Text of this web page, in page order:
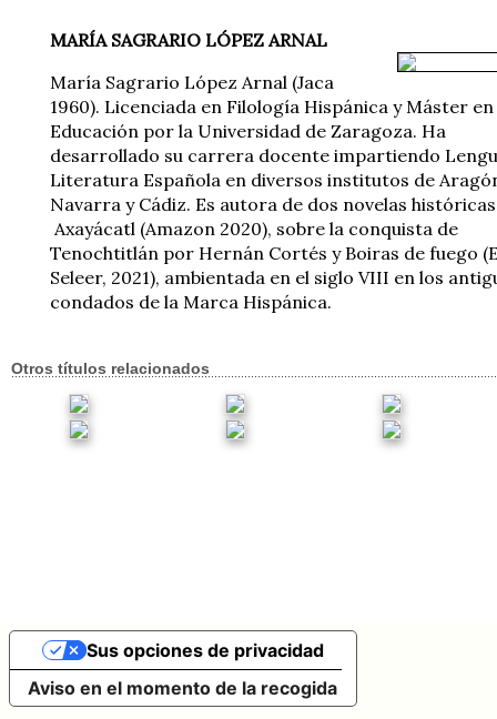
MARÍA SAGRARIO LÓPEZ ARNAL
María Sagrario López Arnal (Jaca
1960). Licenciada en Filología Hispánica y Máster en
Educación por la Universidad de Zaragoza. Ha
desarrollado su carrera docente impartiendo
Literatura Española en diversos institutos de
Navarra y Cádiz. Es autora de dos novelas
Axayácatl (Amazon 2020), sobre la conquista de
Tenochtitlán por Hernán Cortés y Boiras de fuego
Seleer, 2021), ambientada en el siglo VIII en los
condados de la Marca Hispánica.
Otros títulos relacionados
Aviso en el momento de la recogida
Sus opciones de privacidad